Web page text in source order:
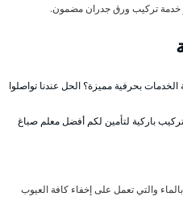
خدمة تركيب ورق جدران مضمون.
بحرفية مميزة؟ الحل عندنا تواصلوا
باركية لتأمين لكم أفضل معلم صباغ
والتي تعمل على إخفاء كافة العيوب